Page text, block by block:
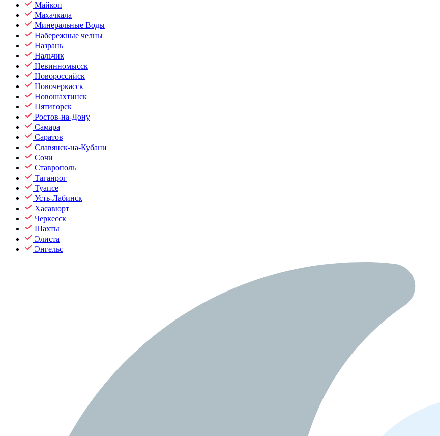
Майкоп
Махачкала
Минеральные Воды
Набережные челны
Назрань
Нальчик
Невинномысск
Новороссийск
Новочеркасск
Новошахтинск
Пятигорск
Ростов-на-Дону
Самара
Саратов
Славянск-на-Кубани
Сочи
Ставрополь
Таганрог
Туапсе
Усть-Лабинск
Хасавюрт
Черкесск
Шахты
Элиста
Энгельс